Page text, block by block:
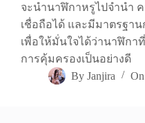
จะนำนาฬิกาหรูไปจำนำ
เชื่อถือได้ และมีมาตรฐา
เพื่อให้มั่นใจได้ว่านาฬิกา
การคุ้มครองเป็นอย่างดี
By Janjira On